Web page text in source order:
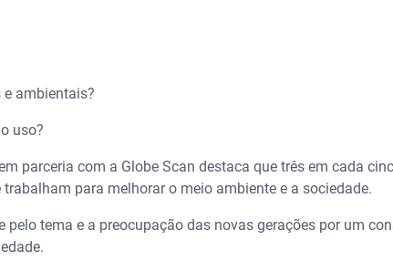
ambientais?
uso?
parceria com a Globe Scan destaca que três em cada
para melhorar o meio ambiente e a sociedade.
pelo tema e a preocupação das novas gerações por um